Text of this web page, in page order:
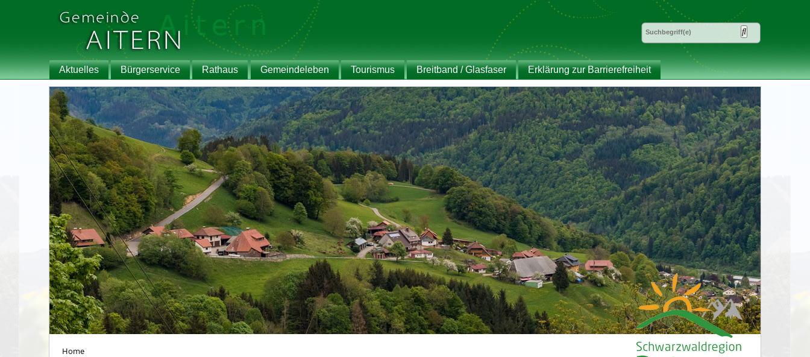
Aktuelles Bürgerservice Rathaus Gemeindeleben Tourismus Breitband / Glasfaser Erklärung zur Barrierefreiheit
Home